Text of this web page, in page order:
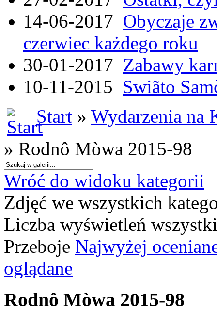
14-06-2017 Obyczaje
czerwiec każdego roku
30-01-2017 Zabawy
10-11-2015 Swiãto
Start » Wydarzenia na
» Rodnô Mòwa 2015-98
Wróć do widoku kategorii
Zdjęć we wszystkich
Liczba wyświetleń
Przeboje Najwyżej
oglądane
Rodnô Mòwa 2015-98